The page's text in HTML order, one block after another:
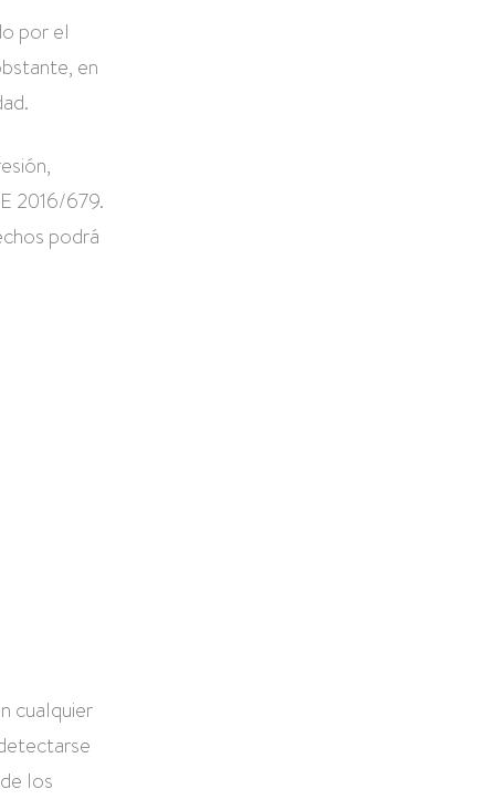
por el
en
2016/679.
podrá
cualquier
los